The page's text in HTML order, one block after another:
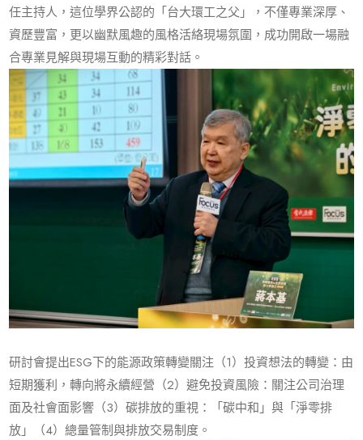
任主持人，這位學界公認的「台大環工之父」，不僅專業深厚、
資歷豐富，更以幽默風趣的風格活絡現場氛圍，成功開啟一場融
合專業見解與現場互動的精彩對話。
研討會提出ESG下的能源政策轉變關注（1）投資想法的轉變：由
短期獲利，轉向將永續經營（2）避免投資風險：關注公司治理
面及社會面影響（3）碳排放的重視：「碳中和」與「淨零排
放」（4）總量管制與排放交易制度。